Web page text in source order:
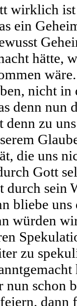
wirklich
ein
hätte,
nicht
denn nun
zu
die uns
Gott
durch sein
bliebe uns
würden
zu
nun schon